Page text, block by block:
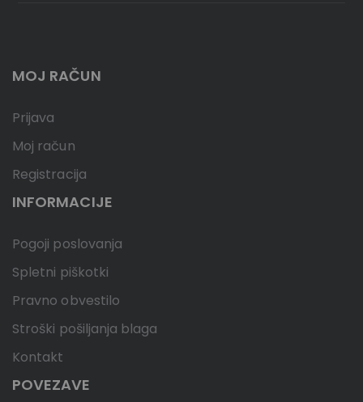
MOJ RAČUN
Prijava
Moj račun
Registracija
INFORMACIJE
Pogoji poslovanja
Spletni piškotki
Pravno obvestilo
Stroški pošiljanja blaga
Kontakt
POVEZAVE